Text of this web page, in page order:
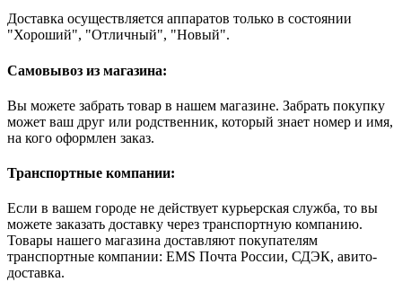
Доставка осуществляется аппаратов только в состоянии
"Хороший", "Отличный", "Новый".
Самовывоз из магазина:
Вы можете забрать товар в нашем магазине. Забрать покупку
может ваш друг или родственник, который знает номер и имя,
на кого оформлен заказ.
Транспортные компании:
Если в вашем городе не действует курьерская служба, то вы
можете заказать доставку через транспортную компанию.
Товары нашего магазина доставляют покупателям
транспортные компании: EMS Почта России, СДЭК, авито-
доставка.